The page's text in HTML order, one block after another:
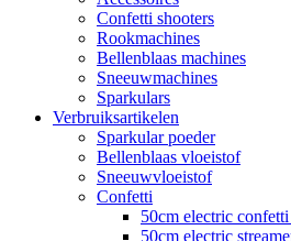
Confetti shooters
Rookmachines
Bellenblaas machines
Sneeuwmachines
Sparkulars
Verbruiksartikelen
Sparkular poeder
Bellenblaas vloeistof
Sneeuwvloeistof
Confetti
50cm electric
50cm electric